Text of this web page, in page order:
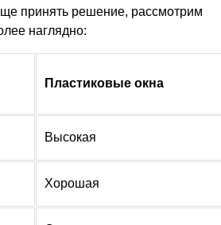
принять решение, рассмотрим
наглядно:
Пластиковые окна
Высокая
Хорошая